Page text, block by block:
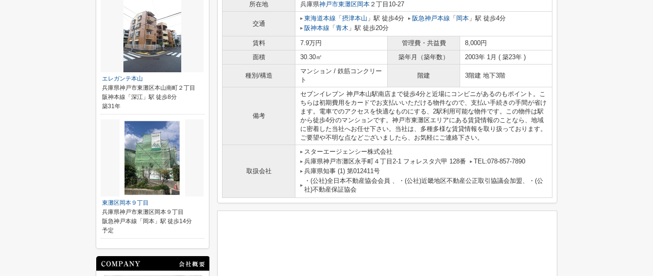
所在地 兵庫県神戸市東灘区岡本 ２丁目10-27
交通
東海道本線 「 摂津本山 」駅 徒歩4分 阪急神戸本線 「 岡本 」駅 徒歩4分
阪神本線 「 青木 」駅 徒歩20分
賃料 7.9万円 管理費・共益費
8,000円
面積
30.30㎡ 築年月（築年数） 2003年 1月 ( 築23年 )
種別/構造
マンション / 鉄筋コンクリー
ト
階建 3階建 地下3階
備考
セブンイレブン 神戸本山駅南店まで徒歩4分と近場にコンビニがあるのもポイント。こ
ちらは初期費用をカードでお支払いいただける物件なので、支払い手続きの手間が省け
ます。電車でのアクセスを快適なものにする、2駅利用可能な物件です。この物件は駅
から徒歩4分のマンションです。神戸市東灘区エリアにある賃貸情報のことなら、地域
に密着した当社へお任せ下さい。当社は、多種多様な賃貸情報を取り扱っております。
ご要望や不明な点などございましたら、お気軽にご連絡下さい。
取扱会社
スターエージェンシー株式会社
兵庫県神戸市灘区永手町４丁目2-1 フォレスタ六甲 128番
TEL:078-857-7890
兵庫県知事 (1) 第012411号
・(公社)全日本不動産協会会員 、・(公社)近畿地区不動産公正取引協議会加盟、・(公
社)不動産保証協会
エレガンテ本山
兵庫県神戸市東灘区本山南町２丁目
阪神本線「深江」駅 徒歩8分
築31年
東灘区岡本９丁目
兵庫県神戸市東灘区岡本９丁目
阪急神戸本線「岡本」駅 徒歩14分
予定